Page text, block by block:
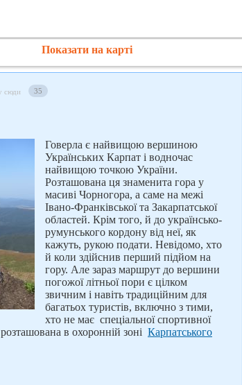
Показати на карті
сюди 35
Говерла є найвищою вершиною
Українських Карпат і водночас
найвищою точкою України.
Розташована ця знаменита гора у
масиві Чорногора, а саме на межі
Івано-Франківської та Закарпатської
областей. Крім того, й до українсько-
румунського кордону від неї, як
кажуть, рукою подати. Невідомо, хто
й коли здійснив перший підйом на
гору. Але зараз маршрут до вершини
погожої літньої пори є цілком
звичним і навіть традиційним для
багатьох туристів, включно з тими,
хто не має спеціальної спортивної
в охоронній зоні Карпатського